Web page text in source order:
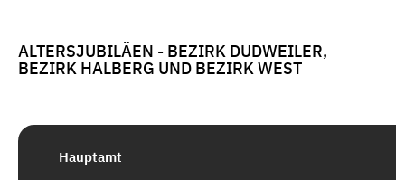
ALTERSJUBILÄEN - BEZIRK DUDWEILER,
BEZIRK HALBERG UND BEZIRK WEST
Hauptamt